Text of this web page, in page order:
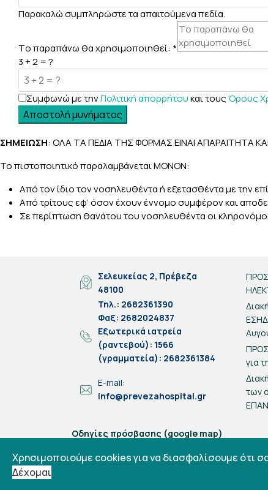
Παρακαλώ συμπληρώστε τα απαιτούμενα πεδία.
Tο παραπάνω θα χρησιμοποιηθεί: *
3 + 2 = ?
Συμφωνώ με τηνΠολιτική απορρήτουκαι τουςΌρους
Αποστολή μυνήματος
ΣΗΜΕΙΩΣΗ: ΟΛΑ ΤΑ ΠΕΔΙΑ ΤΗΣ ΦΟΡΜΑΣ ΕΙΝΑΙ ΑΠΑΡΑΙΤΗΤΑ
Το πιστοποιητικό παραλαμβάνεται ΜΟΝΟΝ:
Από τον ίδιο τον νοσηλευθέντα ή εξετασθέντα με την
Από τρίτους εφ’ όσον έχουν έννομο συμφέρον και
Σε περίπτωση θανάτου του νοσηλευθέντα οι
Σελευκείας 2, Πρέβεζα
48100
Τηλ.: 2682361390
Φαξ: 2682024837
Eξωτερικά ιατρεία
(ραντεβού): 1566
(γραμματεία): 2682361384
E-mail:
info@prevezahospital.gr
Οδηγίες πρόσβασης (google map)
για
των
Χρησιμοποιούμε cookies για να διασφαλίσουμε ότι
Δέχομαι